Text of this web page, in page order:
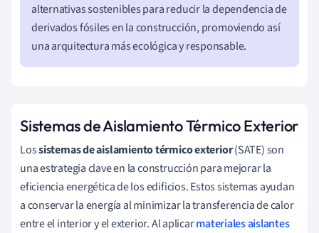
alternativas sostenibles para reducir la dependencia de
derivados fósiles en la construcción, promoviendo así
una arquitectura más ecológica y responsable.
Sistemas de Aislamiento Térmico Exterior
Lossistemas de aislamiento térmico exterior(SATE) son
una estrategia clave en la construcción para mejorar la
eficiencia energética de los edificios. Estos sistemas ayudan
a conservar la energía al minimizar la transferencia de calor
entre el interior y el exterior. Al aplicarmateriales aislantes